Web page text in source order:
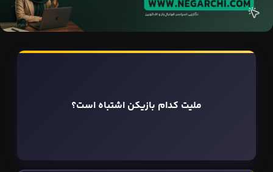
ملیت کدام بازیکن اشتباه است؟